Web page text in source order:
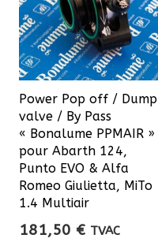
Power Pop off / Dump
valve / By Pass
« Bonalume PPMAIR »
pour Abarth 124,
Punto EVO & Alfa
Romeo Giulietta, MiTo
1.4 Multiair
181,50 € TVAC